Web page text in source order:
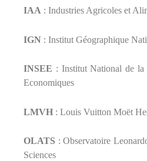
IAA : Industries Agricoles et
IGN : Institut Géographique
INSEE : Institut National de la
Economiques
LMVH : Louis Vuitton Moët
OLATS : Observatoire
Sciences